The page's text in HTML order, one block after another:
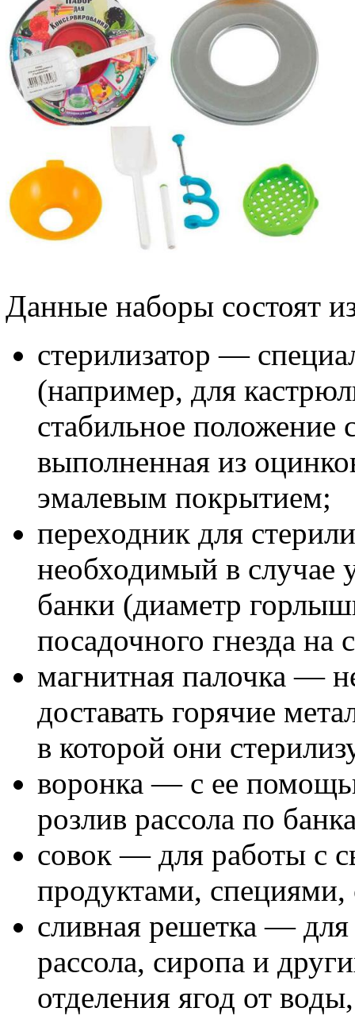
Данные наборы состоят
стерилизатор —
(например, для
стабильное положение
выполненная из
эмалевым покрытием;
переходник для
необходимый в случае
банки (диаметр
посадочного гнезда на
магнитная палочка —
доставать горячие
в которой они
воронка — с ее
розлив рассола по
совок — для работы с
продуктами,
сливная решетка — для
рассола, сиропа и
отделения ягод от